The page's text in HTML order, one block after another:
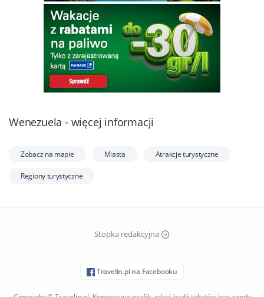
Wenezuela - więcej informacji
Zobacz na mapie Miasta Atrakcje turystyczne
Regiony turystyczne
Stopka redakcyjna
Travelin.pl na Facebooku